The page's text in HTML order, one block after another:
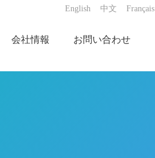
English 中文 Français
会社情報 お問い合わせ